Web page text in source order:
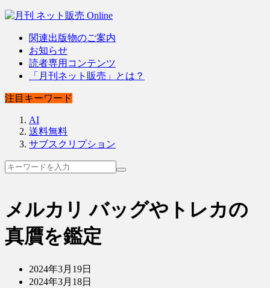
関連出版物のご案内
お知らせ
読者専用コンテンツ
「月刊ネット販売」とは？
注目キーワード
AI
送料無料
サブスクリプション
メルカリ バッグやトレカの
真贋を鑑定
2024年3月19日
2024年3月18日